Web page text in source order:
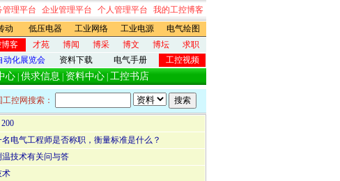
管理平台 企业管理平台 个人管理平台
我的工控博客
动 低压电器 工业网络 工业电源
电气绘图
客 才苑 博闻 博采 博文 博坛
求职
动化展览会 资料下载 电气手册 工控视频
心 供求信息 资料中心 工控书店
工控网搜索：
电气工程师是否称职，衡量标准是什么？
温技术有关问与答
术